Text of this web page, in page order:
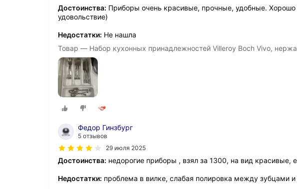
Достоинства: Приборы очень красивые, прочные, удобные. Хорошо
удовольствие)
Недостатки: Не нашла
Товар — Набор кухонных принадлежностей Villeroy Boch Vivo,
Федор Гинзбург
5 отзывов
29 июля 2025
Достоинства: недорогие приборы , взял за 1300, на вид красивые,
Недостатки: проблема в вилке, слабая полировка между зубцами